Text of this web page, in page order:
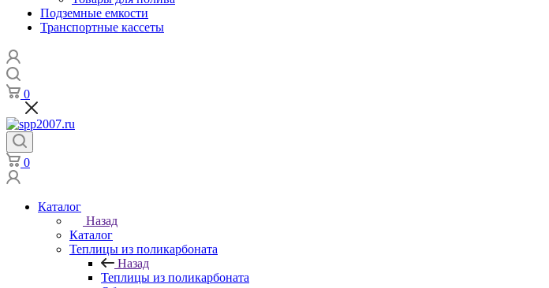
Подземные емкости
Транспортные кассеты
0
0
Каталог
Назад
Каталог
Теплицы из поликарбоната
Назад
Теплицы из поликарбоната